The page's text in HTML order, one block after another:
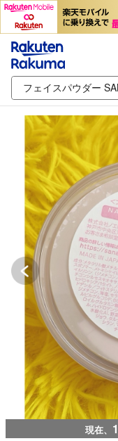
現在、 1